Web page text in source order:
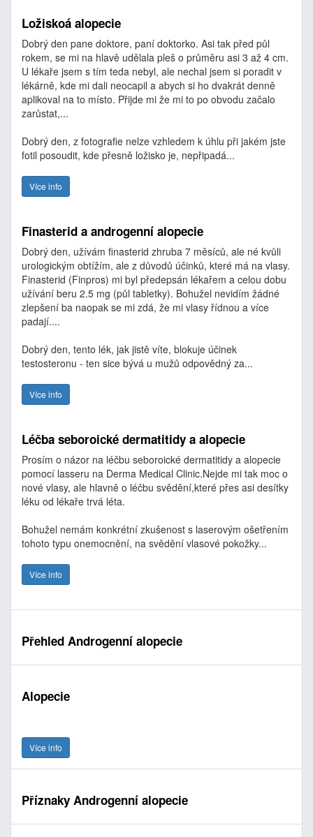
Ložiskoá alopecie
Dobrý den pane doktore, paní doktorko. Asi tak před půl
rokem, se mi na hlavě udělala pleš o průměru asi 3 až 4 cm.
U lékaře jsem s tím teda nebyl, ale nechal jsem si poradit v
lékárně, kde mi dali neocapil a abych si ho dvakrát denně
aplikoval na to místo. Přijde mi že mi to po obvodu začalo
zarůstat,...
Dobrý den, z fotografie nelze vzhledem k úhlu při jakém jste
fotil posoudit, kde přesně ložisko je, nepřipadá...
Více info
Finasterid a androgenní alopecie
Dobrý den, užívám finasterid zhruba 7 měsíců, ale né kvůli
urologickým obtížím, ale z důvodů účinků, které má na vlasy.
Finasterid (Finpros) mi byl předepsán lékařem a celou dobu
užívání beru 2.5 mg (půl tabletky). Bohužel nevidím žádné
zlepšení ba naopak se mi zdá, že mi vlasy řídnou a více
padají....
Dobrý den, tento lék, jak jistě víte, blokuje účinek
testosteronu - ten sice bývá u mužů odpovědný za...
Více info
Léčba seboroické dermatitidy a alopecie
Prosím o názor na léčbu seboroické dermatitidy a alopecie
pomocí lasseru na Derma Medical Clinic.Nejde mi tak moc o
nové vlasy, ale hlavně o léčbu svědění,které přes asi desítky
léku od lékaře trvá léta.
Bohužel nemám konkrétní zkušenost s laserovým ošetřením
tohoto typu onemocnění, na svědění vlasové pokožky...
Více info
Přehled Androgenní alopecie
Alopecie
Více info
Příznaky Androgenní alopecie